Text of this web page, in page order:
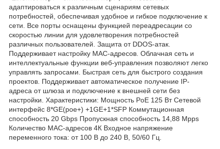
адаптироваться к различным сценариям сетевых
потребностей, обеспечивая удобное и гибкое подключение к
сети. Все порты оснащены функцией переадресации со
скоростью линии для удовлетворения потребностей
различных пользователей. Защита от DDOS-атак.
Поддерживает настройку MAC-адресов. Облачная сеть и
интеллектуальные функции веб-управления позволяют легко
управлять запросами. Быстрая сеть для быстрого создания
проектов. Поддерживает автоматическое получение IP-
адреса от шлюза и подключение к внешней сети без
настройки. Характеристики: Мощность PoE 125 Вт Сетевой
интерфейс 8*GE(poe+) +1GE+1*SFP Коммутационная
способность 20 Gbps Пропускная способность 14,88 Mpps
Количество MAC-адресов 4К Входное напряжение
переменного тока: от 100 В до 240 В, 50/60 Гц.